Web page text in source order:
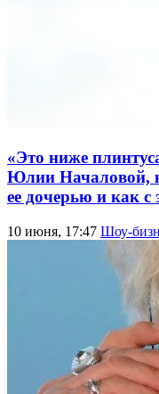
«Это ниже
Юлии Началовой,
ее дочерью и как
10 июня, 17:47 Шоу-